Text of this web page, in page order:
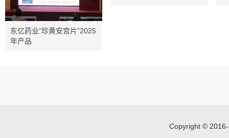
东亿药业“珍黄安宫片”2025
年产品
Copyright ©